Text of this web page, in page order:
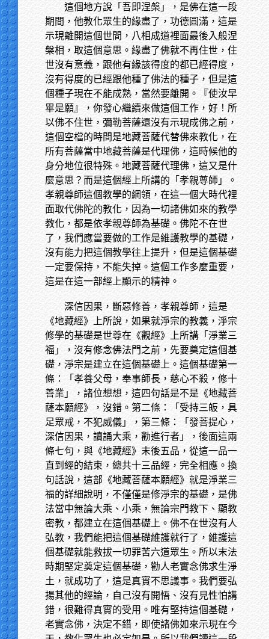
這個地方說「吾即涅槃」，是佛在這一段
期間，他教化眾生的緣盡了，功德圓滿，這是
示現離開這個世間，八相成道裡面最後入般涅
槃相，取這個意思。緣盡了佛就不再住世，住
世沒有意義，跟他有緣該得度的都已經得度，
沒有得度的已經跟他種了佛法的種子，但是這
個種子現在不能成熟，當然要離開。『使汝早
畢是願』，你發心繼續來做這個工作，好！所
以佛不住世，彌勒菩薩還沒有示現成佛之前，
這個空檔的時間是地藏菩薩代替佛來教化，在
所有菩薩當中地藏菩薩是代理佛，這時候他的
身分地位很特殊。地藏菩薩代理佛，這又是什
麼意思？而是這個經上所講的「孝親尊師」。
孝親尊師這個教學的綱領，在這一個大時代裡
面取代佛陀的教化，因為一切諸佛如來的教學
教化，都是依孝親尊師為基礎。佛陀不在世
了，我們應當要做的工作是維護教學的基礎，
沒有能力把這個教學往上提升，但是這個基礎
一定要保持，不能失掉。這個工作多麼重要，
這是在這一部經上顯示的精神。
深信因果，斷惡修善，孝親尊師，這是
《地藏經》上所說，如果就淨宗的教義，淨宗
修學的基礎是世尊在《觀經》上所講「淨業三
福」，沒有修念佛法門之前，先要奠定這個基
礎，淨宗是建立在這個基礎上。這個基礎第一
條：「孝養父母，奉事師長，慈心不殺，修十
善業」，諸位想想，這四句話是不是《地藏菩
薩本願經》，沒錯。第二條：「受持三皈，具
足眾戒，不犯威儀」，第三條：「發菩提心，
深信因果，讀誦大乘，勸進行者」，後面這兩
條七句，與《地藏經》末後五品，從這一品一
直到經的結束，總共十三品經，完全相應。換
句話說，這部《地藏菩薩本願經》就是淨業三
福的詳細說明，不僅僅是修淨宗的基礎，是佛
法當中無論大乘、小乘，無論宗門教下、顯教
密教，都建立在這個基礎上。佛不在世沒有人
弘教，我們能把這個基礎維護就行了，維護這
個基礎就能救拔一切罪苦六道眾生。所以末法
時期堅定奠定這個基礎，勸人老實念佛求生淨
土，就成功了，這是真實不思議事。我們要弘
揚其他的經論，自己沒有開悟、沒有見性怕講
錯，很難得真實的受用。唯有堅持這個基礎，
老實念佛，決定不錯，即使諸佛如來示現在今